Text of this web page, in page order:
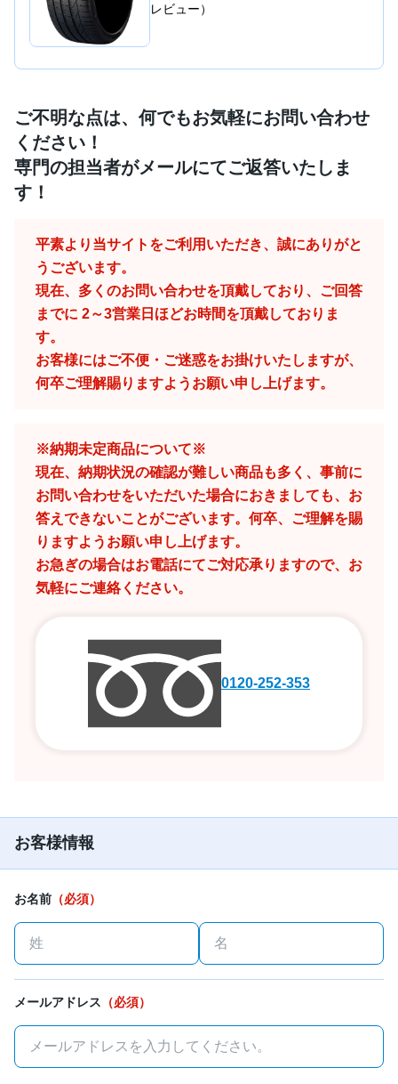
レビュー）
ご不明な点は、何でもお気軽にお問い合わせ
ください！
専門の担当者がメールにてご返答いたしま
す！
平素より当サイトをご利用いただき、誠にありがと
うございます。
現在、多くのお問い合わせを頂戴しており、ご回答
までに 2～3営業日ほどお時間を頂戴しておりま
す。
お客様にはご不便・ご迷惑をお掛けいたしますが、
何卒ご理解賜りますようお願い申し上げます。
※納期未定商品について※
現在、納期状況の確認が難しい商品も多く、事前に
お問い合わせをいただいた場合におきましても、お
答えできないことがございます。何卒、ご理解を賜
りますようお願い申し上げます。
お急ぎの場合はお電話にてご対応承りますので、お
気軽にご連絡ください。
0120-252-353
お客様情報
お名前 （必須）
メールアドレス （必須）